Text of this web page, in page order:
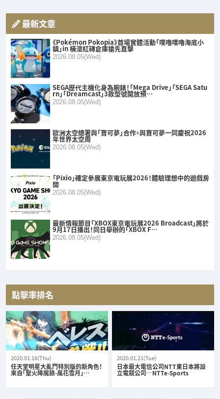
最新文章
《Pokémon Pokopia》首場實體活動「噗嚕噗嚕海底小
鎮」in 橫濱紅磚倉庫搶先直擊
2026.08.05(Wed)
SEGA歷代主機化身為腕錶！「Mega Drive」「SEGA Satu
rn」「Dreamcast」3款型號開放預…
2026.08.05(Wed)
歐洲太空總署與「寶可夢」合作。與寶可夢一同慶祝2026
年世界太空周
2026.08.05(Wed)
「Pixio」確定參展東京電玩展2026！體驗理想中的遊戲房
間
2026.08.05(Wed)
最新情報節目「XBOX東京電玩展2026 Broadcast」將於
9月17日播出！同日舉辦的「XBOX F…
2026.08.05(Wed)
點擊率排名
2020.01.16(Thu)
任天堂明星大亂鬥特別版的新角色！
來自「聖火降魔錄-風花雪月」…
2020.01.21(Tue)
日本最大電信公司NTT東日本將設
立電競公司—NTTe-Sports